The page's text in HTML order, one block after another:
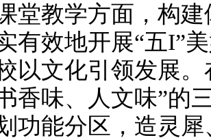
堂教学方面，构
有效地开展“五I”
文化引领发展。
香味、人文味”的
功能分区，造灵